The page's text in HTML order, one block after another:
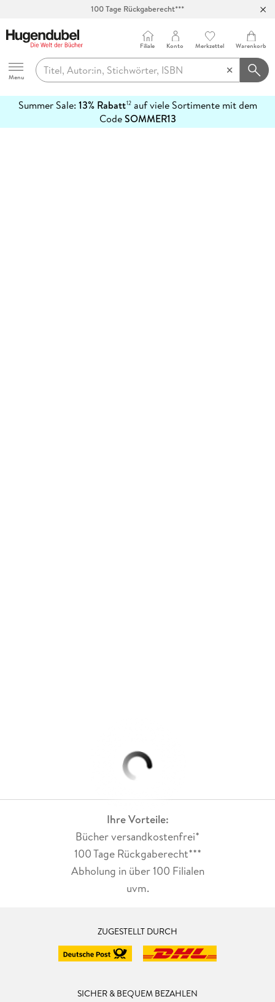
100 Tage Rückgaberecht***
Hugendubel
Menu
Filiale Konto Merkzettel Warenkorb
Summer Sale: 13% Rabatt12auf viele Sortimente mit dem
CodeSOMMER13
erfahren
Ihre Vorteile:
Bücher versandkostenfrei*
100 Tage Rückgaberecht***
Abholung in über 100 Filialen
uvm.
ZUGESTELLT DURCH
SICHER & BEQUEM BEZAHLEN